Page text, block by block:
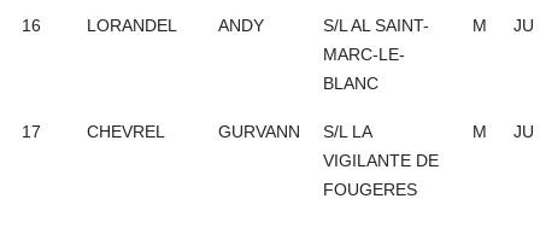
16 LORANDEL ANDY
S/L AL SAINT-
MARC-LE-
BLANC
M JU
17 CHEVREL GURVANN
S/L LA
VIGILANTE DE
FOUGERES
M JU